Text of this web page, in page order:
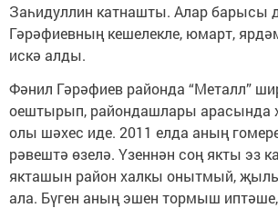
Заһидуллин катнашты. Алар барысы
Гәрәфиевның кешелекле, юмарт,
искә алды.
Фәнил Гәрәфиев районда “Металл”
оештырып, райондашлары арасында
олы шәхес иде. 2011 елда аның
рәвештә өзелә. Үзеннән соң якты эз
якташын район халкы онытмый, җылы
ала. Бүген аның эшен тормыш